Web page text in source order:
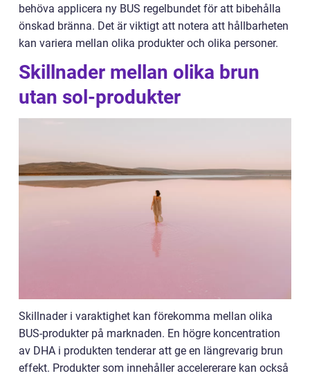
behöva applicera ny BUS regelbundet för att bibehålla
önskad bränna. Det är viktigt att notera att hållbarheten
kan variera mellan olika produkter och olika personer.
Skillnader mellan olika brun
utan sol-produkter
Skillnader i varaktighet kan förekomma mellan olika
BUS-produkter på marknaden. En högre koncentration
av DHA i produkten tenderar att ge en längrevarig brun
effekt. Produkter som innehåller accelererare kan också